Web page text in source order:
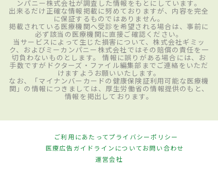
ンパニー株式会社が調査した情報をもとにしています。
出来るだけ正確な情報掲載に努めておりますが、内容を完全
に保証するものではありません。
掲載されている医療機関へ受診を希望される場合は、事前に
必ず該当の医療機関に直接ご確認ください。
当サービスによって生じた損害について、株式会社ギミッ
ク、およびミーカンパニー株式会社ではその賠償の責任を一
切負わないものとします。 情報に誤りがある場合には、お
手数ですがドクターズ・ファイル編集部までご連絡をいただ
けますようお願いいたします。
なお、「マイナンバーカードの健康保険証利用可能な医療機
関」の情報につきましては、厚生労働省の情報提供のもと、
情報を掲出しております。
ご利用にあたってプライバシーポリシー
医療広告ガイドラインについてお問い合わせ
運営会社